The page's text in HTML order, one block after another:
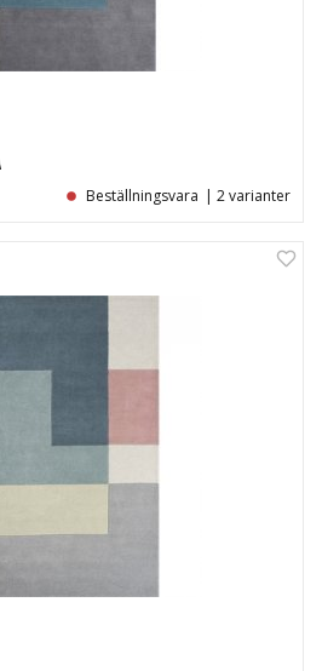
Beställningsvara | 2 varianter